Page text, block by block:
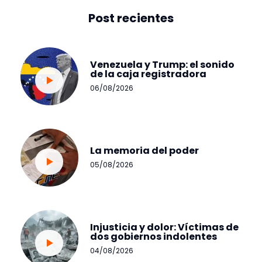
Post recientes
Venezuela y Trump: el sonido
de la caja registradora
06/08/2026
La memoria del poder
05/08/2026
Injusticia y dolor: Víctimas de
dos gobiernos indolentes
04/08/2026